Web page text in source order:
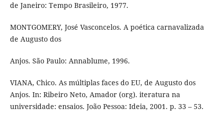
de Janeiro: Tempo Brasileiro, 1977.
MONTGOMERY, José Vasconcelos. A poética carnavalizada
de Augusto dos
Anjos. São Paulo: Annablume, 1996.
VIANA, Chico. As múltiplas faces do EU, de Augusto dos
Anjos. In: Ribeiro Neto, Amador (org). iteratura na
universidade: ensaios. João Pessoa: Ideia, 2001. p. 33 – 53.